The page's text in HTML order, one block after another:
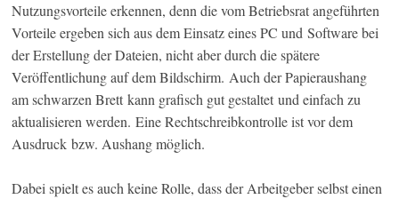
Nutzungsvorteile erkennen, denn die vom Betriebsrat angeführten
Vorteile ergeben sich aus dem Einsatz eines PC und Software bei
der Erstellung der Dateien, nicht aber durch die spätere
Veröffentlichung auf dem Bildschirm. Auch der Papieraushang
am schwarzen Brett kann grafisch gut gestaltet und einfach zu
aktualisieren werden. Eine Rechtschreibkontrolle ist vor dem
Ausdruck bzw. Aushang möglich.
Dabei spielt es auch keine Rolle, dass der Arbeitgeber selbst einen